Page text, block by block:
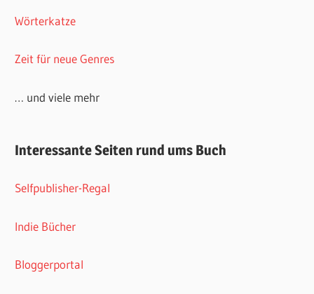
Wörterkatze
Zeit für neue Genres
… und viele mehr
Interessante Seiten rund ums Buch
Selfpublisher-Regal
Indie Bücher
Bloggerportal